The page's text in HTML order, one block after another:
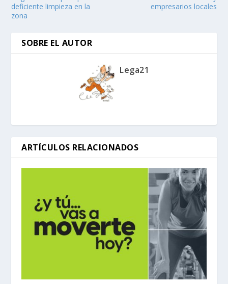
deficiente limpieza en la
zona
empresarios locales
SOBRE EL AUTOR
Lega21
ARTÍCULOS RELACIONADOS